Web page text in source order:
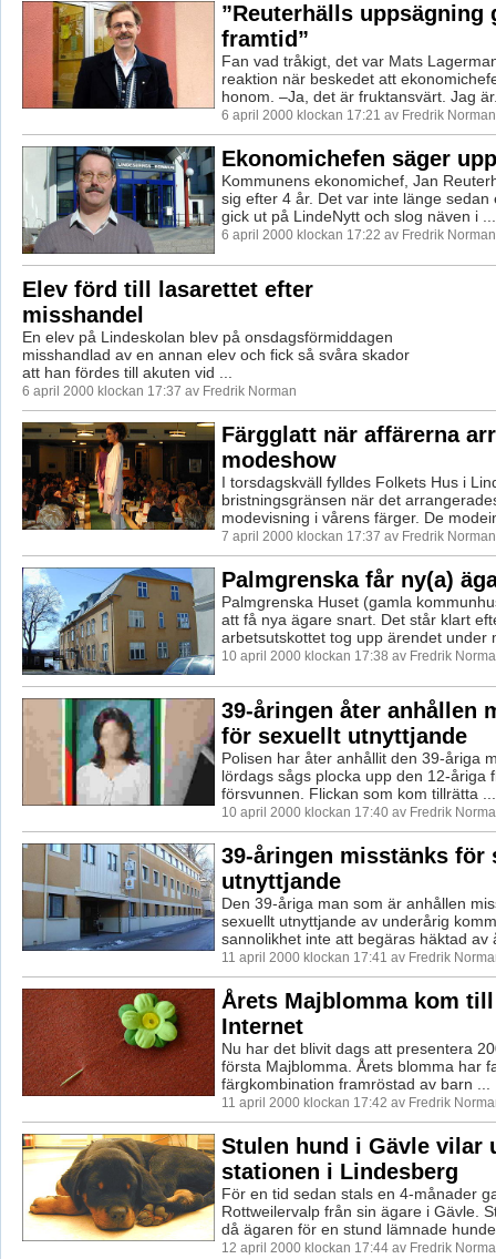
”Reuterhälls uppsägning
framtid”
Fan vad tråkigt, det var Mats
reaktion när beskedet att
honom. –Ja, det är fruktansvärt. Jag
6 april 2000 klockan 17:21 av Fredrik Norman
Ekonomichefen säger
Kommunens ekonomichef, Jan
sig efter 4 år. Det var inte länge sedan
gick ut på LindeNytt och slog näven i ...
6 april 2000 klockan 17:22 av Fredrik Norman
Elev förd till lasarettet efter
misshandel
En elev på Lindeskolan blev på onsdagsförmiddagen
misshandlad av en annan elev och fick så svåra skador
att han fördes till akuten vid ...
6 april 2000 klockan 17:37 av Fredrik Norman
Färgglatt när affärerna
modeshow
I torsdagskväll fylldes Folkets Hus i
bristningsgränsen när det
modevisning i vårens färger. De
7 april 2000 klockan 17:37 av Fredrik Norman
Palmgrenska får ny(a)
Palmgrenska Huset (gamla
att få nya ägare snart. Det står klart
arbetsutskottet tog upp ärendet under
10 april 2000 klockan 17:38 av Fredrik
39-åringen åter anhållen
för sexuellt utnyttjande
Polisen har åter anhållit den 39-åriga
lördags sågs plocka upp den 12-åriga
försvunnen. Flickan som kom tillrätta ...
10 april 2000 klockan 17:40 av Fredrik
39-åringen misstänks för
utnyttjande
Den 39-åriga man som är anhållen
sexuellt utnyttjande av underårig
sannolikhet inte att begäras häktad av
11 april 2000 klockan 17:41 av Fredrik
Årets Majblomma kom
Internet
Nu har det blivit dags att presentera
första Majblomma. Årets blomma har
färgkombination framröstad av barn ...
11 april 2000 klockan 17:42 av Fredrik
Stulen hund i Gävle vilar
stationen i Lindesberg
För en tid sedan stals en 4-månader
Rottweilervalp från sin ägare i Gävle.
då ägaren för en stund lämnade
12 april 2000 klockan 17:44 av Fredrik